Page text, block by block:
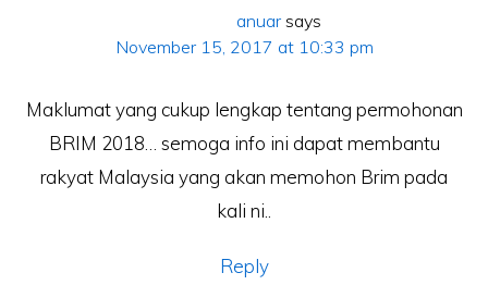
anuar says
November 15, 2017 at 10:33 pm
Maklumat yang cukup lengkap tentang permohonan
BRIM 2018… semoga info ini dapat membantu
rakyat Malaysia yang akan memohon Brim pada
kali ni..
Reply